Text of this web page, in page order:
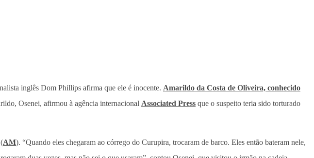
inglês Dom Phillips afirma que ele é inocente. Amarildo da Costa de Oliveira, conhecido
Osenei, afirmou à agência internacional Associated Press que o suspeito teria sido torturado
AM). “Quando eles chegaram ao córrego do Curupira, trocaram de barco. Eles então bateram nele,